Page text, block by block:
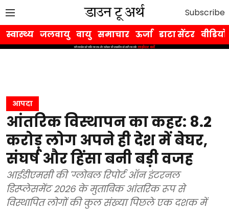
Subscribe
स्वास्थ्य जलवायु वायु समाचार ऊर्जा डाटा सेंटर वीडियो
आपदा
आंतरिक विस्थापन का कहर: 8.2
करोड़ लोग अपने ही देश में बेघर,
संघर्ष और हिंसा बनी बड़ी वजह
आईडीएमसी की 'ग्लोबल रिपोर्ट ऑन इंटरनल
डिस्प्लेसमेंट 2026 के मुताबिक आंतरिक रूप से
विस्थापित लोगों की कुल संख्या पिछले एक दशक में